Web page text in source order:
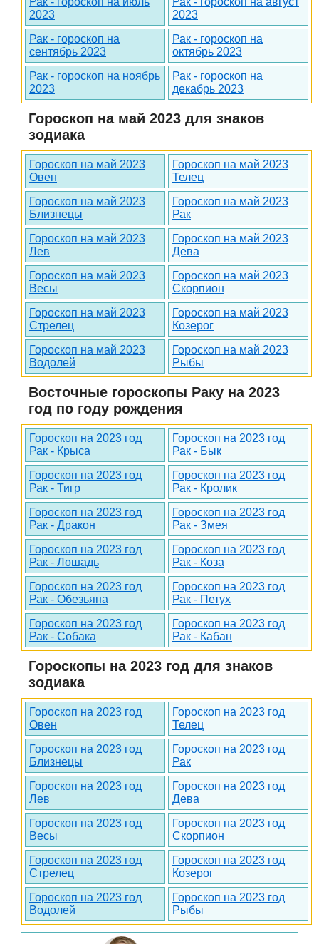
2023
2023
Рак - гороскоп на
сентябрь 2023
Рак - гороскоп на
октябрь 2023
Рак - гороскоп на ноябрь
2023
Рак - гороскоп на
декабрь 2023
Гороскоп на май 2023 для знаков
зодиака
Гороскоп на май 2023
Овен
Гороскоп на май 2023
Телец
Гороскоп на май 2023
Близнецы
Гороскоп на май 2023
Рак
Гороскоп на май 2023
Лев
Гороскоп на май 2023
Дева
Гороскоп на май 2023
Весы
Гороскоп на май 2023
Скорпион
Гороскоп на май 2023
Стрелец
Гороскоп на май 2023
Козерог
Гороскоп на май 2023
Водолей
Гороскоп на май 2023
Рыбы
Восточные гороскопы Раку на 2023
год по году рождения
Гороскоп на 2023 год
Рак - Крыса
Гороскоп на 2023 год
Рак - Бык
Гороскоп на 2023 год
Рак - Тигр
Гороскоп на 2023 год
Рак - Кролик
Гороскоп на 2023 год
Рак - Дракон
Гороскоп на 2023 год
Рак - Змея
Гороскоп на 2023 год
Рак - Лошадь
Гороскоп на 2023 год
Рак - Коза
Гороскоп на 2023 год
Рак - Обезьяна
Гороскоп на 2023 год
Рак - Петух
Гороскоп на 2023 год
Рак - Собака
Гороскоп на 2023 год
Рак - Кабан
Гороскопы на 2023 год для знаков
зодиака
Гороскоп на 2023 год
Овен
Гороскоп на 2023 год
Телец
Гороскоп на 2023 год
Близнецы
Гороскоп на 2023 год
Рак
Гороскоп на 2023 год
Лев
Гороскоп на 2023 год
Дева
Гороскоп на 2023 год
Весы
Гороскоп на 2023 год
Скорпион
Гороскоп на 2023 год
Стрелец
Гороскоп на 2023 год
Козерог
Гороскоп на 2023 год
Водолей
Гороскоп на 2023 год
Рыбы